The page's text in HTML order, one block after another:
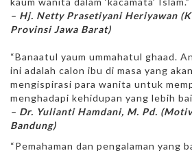
– Hj. Netty Prasetiyani Heriyawan
Provinsi Jawa Barat)
“Banaatul yaum ummahatul ghaad.
ini adalah calon ibu di masa yang
mengispirasi para wanita untuk
menghadapi kehidupan yang lebih
– Dr. Yulianti Hamdani, M. Pd.
Bandung)
“Pemahaman dan pengalaman yang